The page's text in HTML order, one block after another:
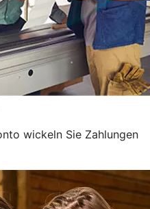
wickeln Sie Zahlungen